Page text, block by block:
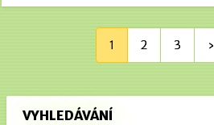
1 2 3 ›
VYHLEDÁVÁNÍ